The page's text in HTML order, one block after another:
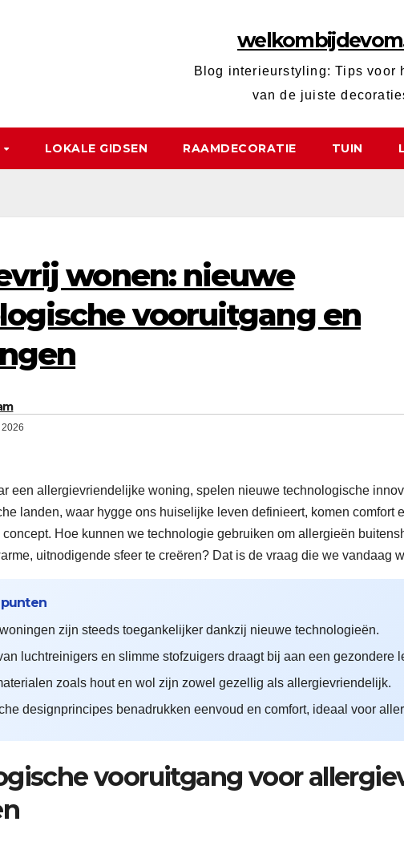
Blog interieurstyling: Tips voor
van de juiste
LOKALE GIDSEN RAAMDECORATIE TUIN
wonen: nieuwe
vooruitgang en
een allergievriendelijke woning, spelen nieuwe technologische
landen, waar hygge ons huiselijke leven definieert, komen comfort
Hoe kunnen we technologie gebruiken om allergieën
uitnodigende sfeer te creëren? Dat is de vraag die we vandaag
zijn steeds toegankelijker dankzij nieuwe technologieën.
luchtreinigers en slimme stofzuigers draagt bij aan een gezondere
zoals hout en wol zijn zowel gezellig als allergievriendelijk.
designprincipes benadrukken eenvoud en comfort, ideaal voor
vooruitgang voor